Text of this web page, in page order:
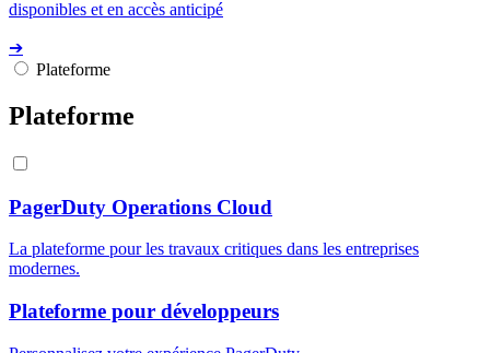
disponibles et en accès anticipé
➔
Plateforme
Plateforme
PagerDuty Operations Cloud
La plateforme pour les travaux critiques dans les entreprises
modernes.
Plateforme pour développeurs